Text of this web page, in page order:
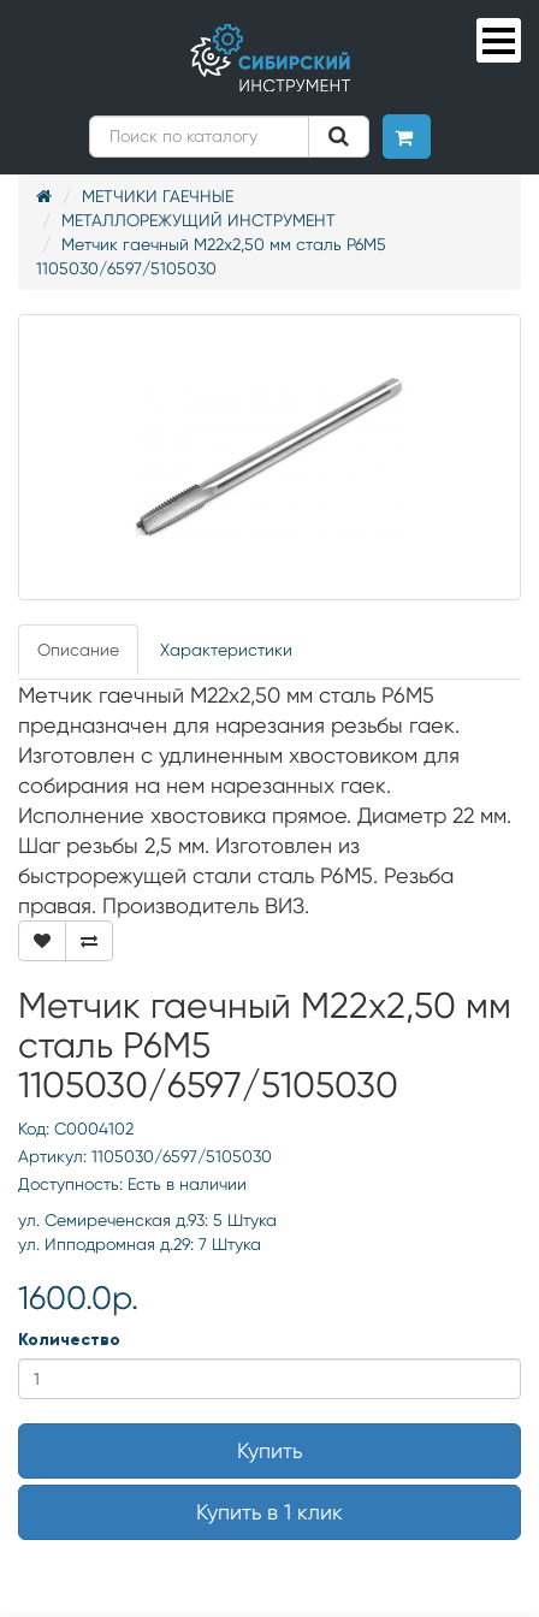
МЕТЧИКИ ГАЕЧНЫЕ
МЕТАЛЛОРЕЖУЩИЙ ИНСТРУМЕНТ
Метчик гаечный М22х2,50 мм сталь Р6М5
1105030/6597/5105030
Описание Характеристики
Метчик гаечный М22х2,50 мм сталь Р6М5
предназначен для нарезания резьбы гаек.
Изготовлен с удлиненным хвостовиком для
собирания на нем нарезанных гаек.
Исполнение хвостовика прямое. Диаметр 22 мм.
Шаг резьбы 2,5 мм. Изготовлен из
быстрорежущей стали сталь Р6М5. Резьба
правая. Производитель ВИЗ.
Метчик гаечный М22х2,50 мм
сталь Р6М5
1105030/6597/5105030
Код: С0004102
Артикул: 1105030/6597/5105030
Доступность: Есть в наличии
ул. Семиреченская д.93: 5 Штука
ул. Ипподромная д.29: 7 Штука
1600.0р.
Количество
Купить
Купить в 1 клик